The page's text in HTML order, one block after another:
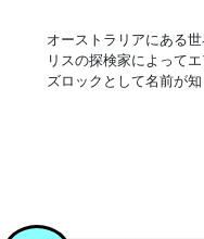
オーストラリアにある
リスの探検家によって
ズロックとして名前が